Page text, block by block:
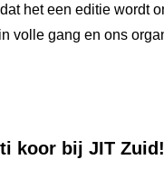
het een editie wordt
volle gang en ons
koor bij JIT Zuid!